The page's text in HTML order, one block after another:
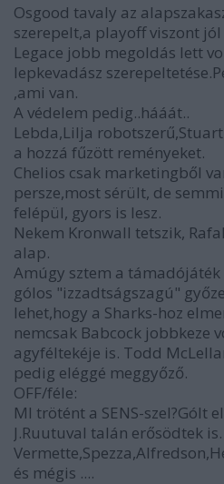
Osgood tavaly az
szerepelt,a playoff viszont
Legace jobb megoldás lett
lepkevadász
,ami van.
A védelem pedig..hááát..
Lebda,Lilja
a hozzá fűzött reményeket.
Chelios csak marketingből
persze,most sérült, de
felépül, gyors is lesz.
Nekem Kronwall tetszik,
alap.
Amúgy sztem a támadójáték
gólos "izzadtságszagú"
lehet,hogy a Sharks-hoz
nemcsak Babcock jobbkeze
agyféltekéje is. Todd
pedig eléggé meggyőző.
OFF/féle:
MI trötént a SENS-szel?Gólt
J.Ruutuval talán erősödtek is.
és mégis ....